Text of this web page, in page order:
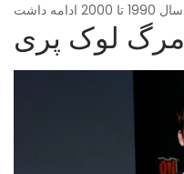
مرگ لوک پری